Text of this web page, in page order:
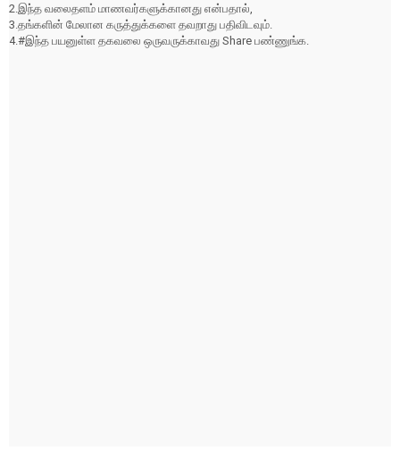
2.இந்த வலைதளம் மாணவர்களுக்கானது என்பதால்,
3.தங்களின் மேலான கருத்துக்களை தவறாது பதிவிடவும்.
4.#இந்த பயனுள்ள தகவலை ஒருவருக்காவது Share பண்ணுங்க.